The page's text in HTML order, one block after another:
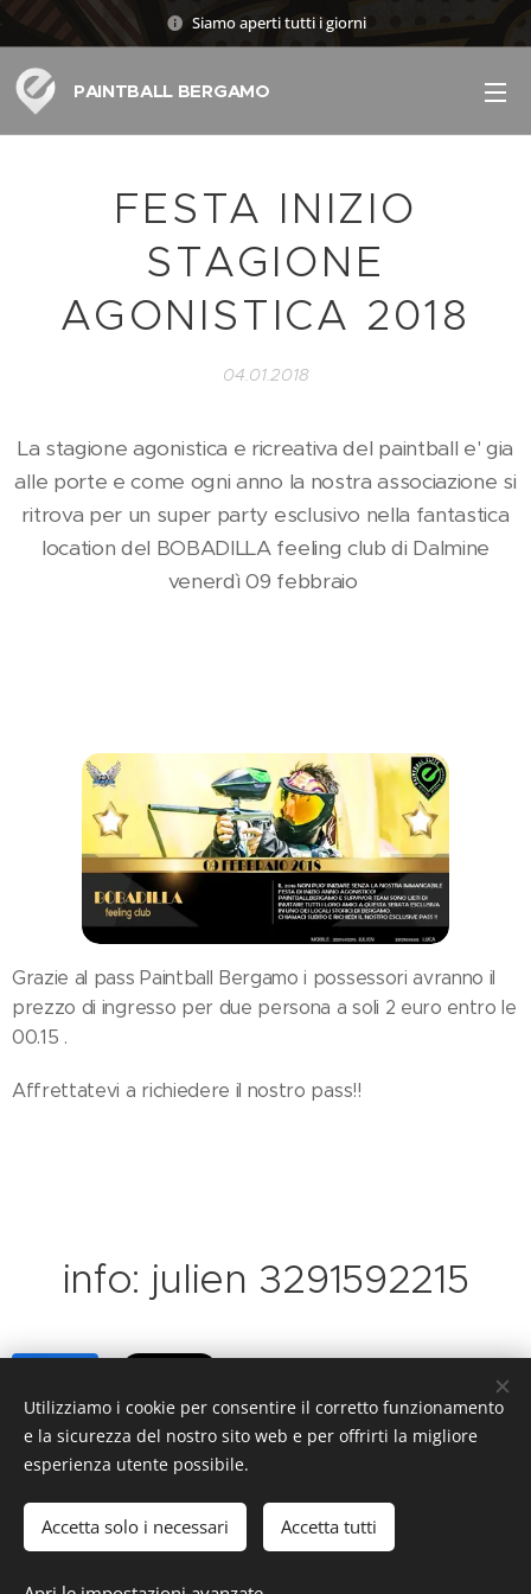
Siamo aperti tutti i giorni
PAINTBALL BERGAMO
FESTA INIZIO
STAGIONE
AGONISTICA 2018
04.01.2018
La stagione agonistica e ricreativa del paintball e' gia
alle porte e come ogni anno la nostra associazione si
ritrova per un super party esclusivo nella fantastica
location del BOBADILLA feeling club di Dalmine
venerdì 09 febbraio
Grazie al pass Paintball Bergamo i possessori avranno il
prezzo di ingresso per due persona a soli 2 euro entro le
00.15 .
Affrettatevi a richiedere il nostro pass!!
info: julien 3291592215
sede legale
P.IVA /C.F 03604320162
Utilizziamo i cookie per consentire il corretto funzionamento
e la sicurezza del nostro sito web e per offrirti la migliore
esperienza utente possibile.
Accetta solo i necessari Accetta tutti